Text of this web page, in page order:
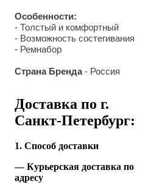
Особенности:
- Толстый и комфортный
- Возможность состегивания
- Ремнабор
Страна Бренда- Россия
Доставка по г.
Санкт-Петербург:
1. Способ доставки
— Курьерская доставка по
адресу